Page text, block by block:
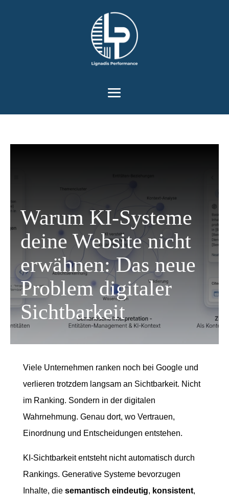
Warum KI-Systeme
deine Website nicht
erwähnen: Das neue
Problem digitaler
Sichtbarkeit
Viele Unternehmen ranken noch bei Google und
verlieren trotzdem langsam an Sichtbarkeit. Nicht
im Ranking. Sondern in der digitalen
Wahrnehmung. Genau dort, wo Vertrauen,
Einordnung und Entscheidungen entstehen.
KI-Sichtbarkeit entsteht nicht automatisch durch
Rankings. Generative Systeme bevorzugen
Inhalte, die semantisch eindeutig, konsistent,